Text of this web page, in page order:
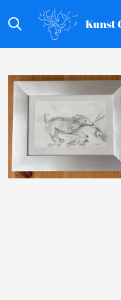
Ga
de
hoofdinhoud